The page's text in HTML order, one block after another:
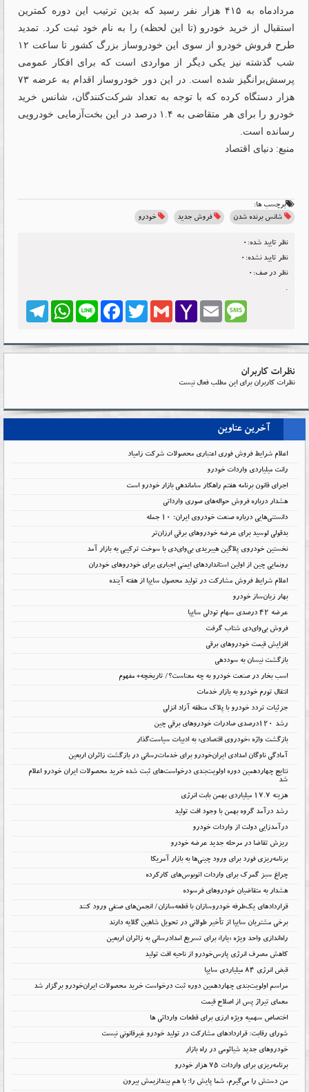
مردادماه به ۴۱۵ هزار نفر رسید که بدین ترتیب این دوره کمترین
استقبال از خرید خودرو (تا این لحظه) را به نام خود ثبت کرد. تمدید
طرح فروش خودرو از سوی این خودروساز بزرگ کشور تا ساعت ۱۲
شب گذشته نیز یکی دیگر از مواردی است که برای افکار عمومی
پرسش‌برانگیز شده است. در این دور خودروساز اقدام به عرضه ۷۳
هزار دستگاه کرده که با توجه به تعداد شرکت‌کنندگان، شانس خرید
خودرو را برای هر متقاضی به ۱.۴ درصد در این بخت‌آزمایی خودرویی
رسانده است.
منبع: دنیای اقتصاد
برچسب ها:
شانس برنده شدن
فروش جدید خودرو
نظر تایید شده:0
نظر تایید نشده:0
نظر در صف:0
TelegramWhatsApp LineFacebook Twitter Gmail
Yahoo
Email Message
نظرات کاربران
نظرات کاربران برای این مطلب فعال نیست
آخرین عناوین
اعلام شرایط فروش فوری اعتباری محصولات شرکت زامیاد
رانت میلیاردی واردات خودرو
اجرای قانون برنامه هفتم راهکار ساماندهی بازار خودرو است
هشدار درباره فروش حواله‌های صوری وارداتی
دانستنی‌هایی درباره صنعت خودروی ایران؛ ۱۰ جمله
بدقولی لوسید برای عرضه خودروهای برقی ارزان‌تر
نخستین خودروی پلاگین هیبریدی بی‌وای‌دی با سوخت ترکیبی به بازار آمد
رونمایی چین از اولین استانداردهای ایمنی اجباری برای خودروهای خودران
اعلام شرایط فروش مشارکت در تولید محصول سایپا از هفته آینده
بهار زیان‌ساز خودرو
عرضه ۴۲ درصدی سهام تودلی سایپا
فروش بی‌وای‌دی شتاب گرفت
افزایش قیمت خودروهای برقی
بازگشت نیسان به سوددهی
اسب بخار در صنعت خودرو به چه معناست؟/ تاریخچه+ مفهوم
انتقال تورم خودرو به بازار خدمات
جزئیات تردد خودرو با پلاک منطقه آزاد انزلی
رشد ۱۲۰درصدی صادرات خودروهای برقی چین
بازگشت واژه «خودروی اقتصادی» به ادبیات سیاست‌گذار
آمادگی ناوگان امدادی ایران‌خودرو برای خدمات‌رسانی در بازگشت زائران اربعین
نتایج چهاردهمین دوره اولویت‌بندی درخواست‌های ثبت شده خرید محصولات ایران خودرو اعلام
شد
هزینه ۱۷.۷ میلیاردی بهمن بابت انرژی
رشد درآمد گروه بهمن با وجود افت تولید
درآمدزایی دولت از واردات خودرو
ریزش تقاضا در مرحله جدید عرضه خودرو
برنامه‌ریزی فورد برای ورود چینی‌ها به بازار آمریکا
چراغ سبز گمرک برای واردات اتوبوس‌های کارکرده
هشدار به متقاضیان خودروهای فرسوده
قراردادهای یک‌طرفه خودروسازان با قطعه‌سازان/ انجمن‌های صنفی ورود کنند
برخی مشتریان سایپا از تأخیر طولانی در تحویل شاهین گلایه دارند
راه‌اندازی واحد ویژه «یارا» برای تسریع امدادرسانی به زائران اربعین
کاهش مصرف انرژی پارس‌خودرو از ناحیه افت تولید
قبض انرژی ۸۴ میلیاردی سایپا
مراسم اولویت‌بندی چهاردهمین دوره ثبت درخواست خرید محصولات ایران‌خودرو برگزار شد
معمای تیراژ پس از اصلاح قیمت
اختصاص سهمیه ویژه ارزی برای قطعات وارداتی ها
شورای رقابت: قراردادهای مشارکت در تولید خودرو غیرقانونی نیست
خودروهای جدید شیائومی در راه بازار
برنامه‌ریزی برای واردات ۷۵ هزار خودرو
من دستش را می‌گیرم، شما پایش را؛ با هم بیندازیمش بیرون